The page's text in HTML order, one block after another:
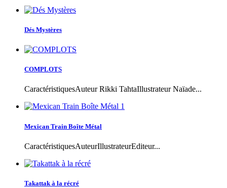
Dés Mystères
COMPLOTS
CaractéristiquesAuteur Rikki TahtaIllustrateur Naïade...
Mexican Train Boîte Métal
CaractéristiquesAuteurIllustrateurEditeur...
Takattak à la récré